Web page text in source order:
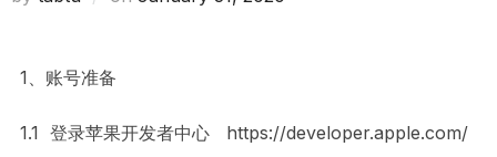
1、账号准备
1.1 登录苹果开发者中心 https://developer.apple.com/